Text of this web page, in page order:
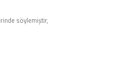
söylemiştir,